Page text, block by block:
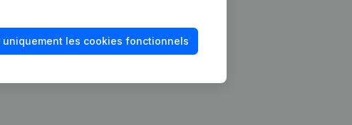
uniquement les cookies fonctionnels
de la solvabilité